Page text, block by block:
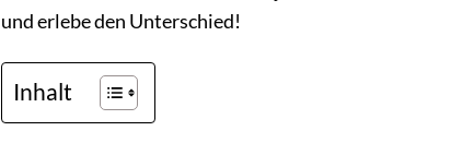
und erlebe den Unterschied!
Inhalt